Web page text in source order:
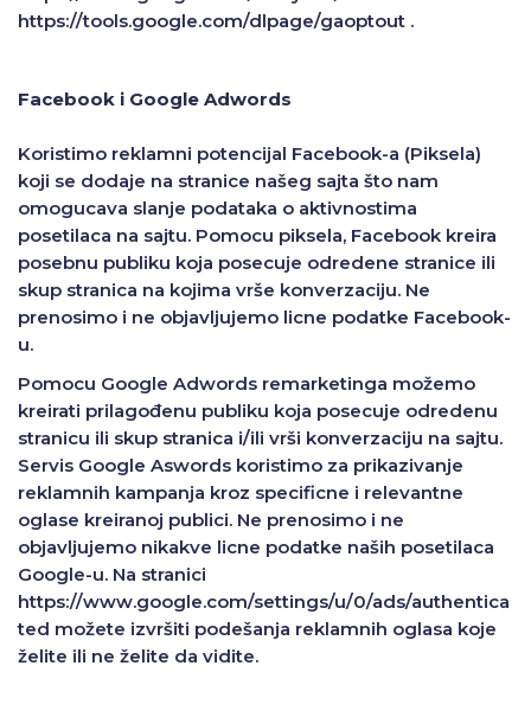
https://tools.google.com/dlpage/gaoptout .
Facebook i Google Adwords
Koristimo reklamni potencijal Facebook-a (Piksela)
koji se dodaje na stranice našeg sajta što nam
omogucava slanje podataka o aktivnostima
posetilaca na sajtu. Pomocu piksela, Facebook kreira
posebnu publiku koja posecuje odredene stranice ili
skup stranica na kojima vrše konverzaciju. Ne
prenosimo i ne objavljujemo licne podatke Facebook-
u.
Pomocu Google Adwords remarketinga možemo
kreirati prilagođenu publiku koja posecuje odredenu
stranicu ili skup stranica i/ili vrši konverzaciju na sajtu.
Servis Google Aswords koristimo za prikazivanje
reklamnih kampanja kroz specificne i relevantne
oglase kreiranoj publici. Ne prenosimo i ne
objavljujemo nikakve licne podatke naših posetilaca
Google-u. Na stranici
https://www.google.com/settings/u/0/ads/authentica
ted možete izvršiti podešanja reklamnih oglasa koje
želite ili ne želite da vidite.